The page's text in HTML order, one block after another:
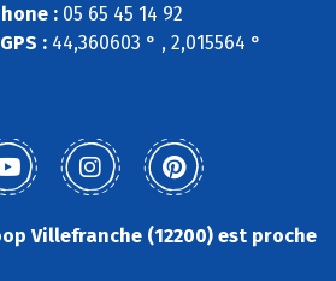
:05 65 45 14 92
: 44,360603 ° , 2,015564 °
Villefranche (12200) est proche